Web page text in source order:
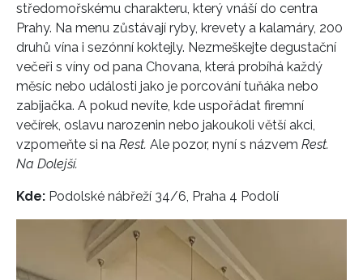
středomořskému charakteru, který vnáší do centra
Prahy. Na menu zůstávají ryby, krevety a kalamáry, 200
druhů vína i sezónní koktejly. Nezmeškejte degustační
večeři s víny od pana Chovana, která probíhá každý
měsíc nebo události jako je porcování tuňáka nebo
zabijačka. A pokud nevíte, kde uspořádat firemní
večírek, oslavu narozenin nebo jakoukoli větší akci,
vzpomeňte si na Rest. Ale pozor, nyní s názvem Rest.
Na Dolejší.
Kde: Podolské nábřeží 34/6, Praha 4 Podolí